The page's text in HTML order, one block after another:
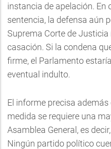
instancia de apelación. En
sentencia, la defensa aún
Suprema Corte de
casación. Si la condena
firme, el Parlamento
eventual indulto.
El informe precisa
medida se requiere una
Asamblea General, es
Ningún partido político